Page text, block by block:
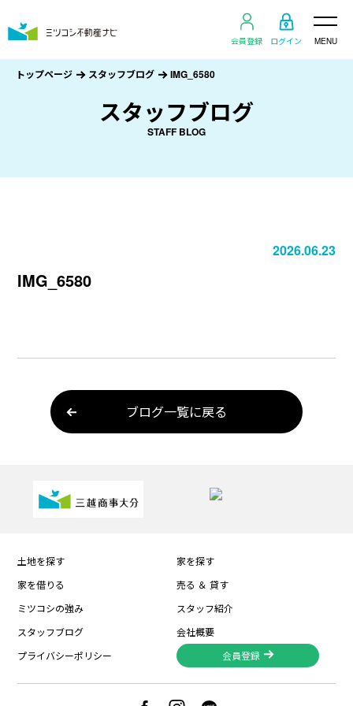
会員登録 ログイン MENU
スタッフブログ
STAFF BLOG
トップページ スタッフブログ IMG_6580
2026.06.23
IMG_6580
ブログ一覧に戻る
土地を探す
家を探す
家を借りる
売る ＆ 貸す
ミツコシの強み
スタッフ紹介
スタッフブログ
会社概要
プライバシーポリシー
会員登録